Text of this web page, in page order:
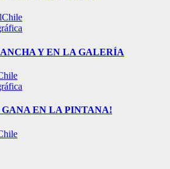
Y EN LA GALERÍA
EN LA PINTANA!